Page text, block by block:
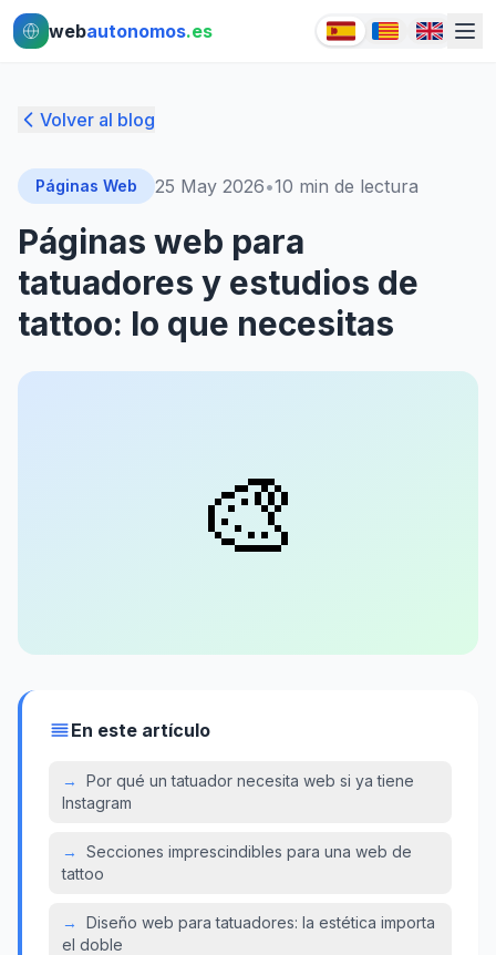
Ir al contenido principal
Ir al contenido principal
webautonomos.es
Volver al blog
Páginas Web 25 May 2026•10 min de lectura
Páginas web para
tatuadores y estudios de
tattoo: lo que necesitas
🎨
En este artículo
→
Por qué un tatuador necesita web si ya tiene
Instagram
→
Secciones imprescindibles para una web de
tattoo
→
Diseño web para tatuadores: la estética importa
el doble